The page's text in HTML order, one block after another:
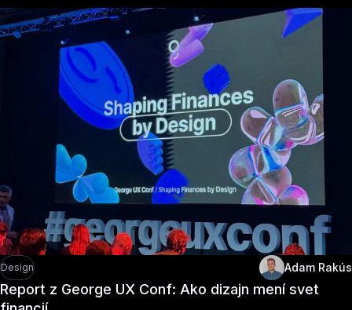
Design Adam Rakús
Report z George UX Conf: Ako dizajn mení svet